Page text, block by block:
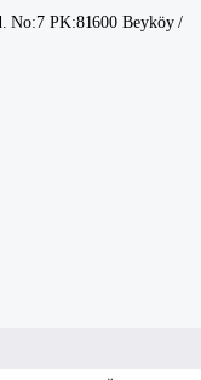
No:7 PK:81600 Beyköy /